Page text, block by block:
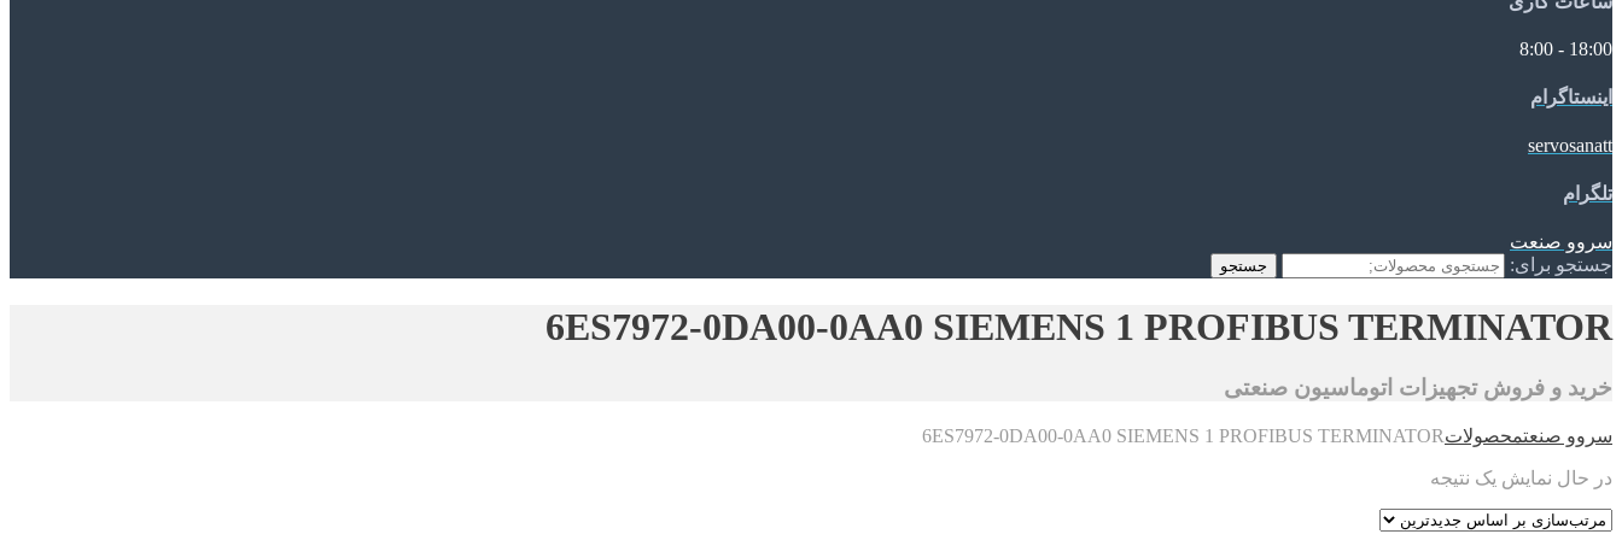
18:00 - 8:00
اینستاگرام
servosanatt
تلگرام
سروو صنعت
جستجو برای:
جستجو
6ES7972-0DA00-0AA0 SIEMENS 1 PROFIBUS TERMINATOR
خرید و فروش تجهیزات اتوماسیون صنعتی
سروو صنعتمحصولات6ES7972-0DA00-0AA0 SIEMENS 1 PROFIBUS TERMINATOR
در حال نمایش یک نتیجه